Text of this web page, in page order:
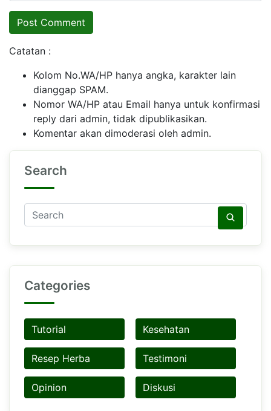
Catatan :
Kolom No.WA/HP hanya angka, karakter lain
dianggap SPAM.
Nomor WA/HP atau Email hanya untuk konfirmasi
reply dari admin, tidak dipublikasikan.
Komentar akan dimoderasi oleh admin.
Search
Categories
Tutorial Kesehatan
Resep Herba Testimoni
Opinion Diskusi